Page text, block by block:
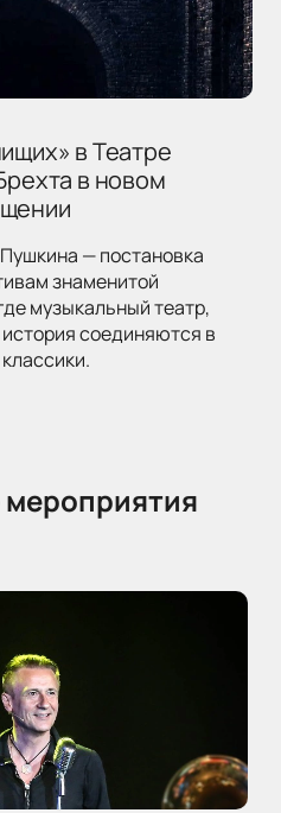
в Театре
в новом
— постановка
знаменитой
музыкальный театр,
соединяются в